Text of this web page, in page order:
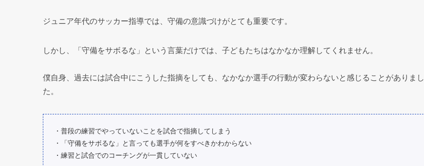
ジュニア年代のサッカー指導では、守備の意識づけがとても重要です。
しかし、「守備をサボるな」という言葉だけでは、子どもたちはなかなか理解してくれません。
僕自身、過去には試合中にこうした指摘をしても、なかなか選手の行動が変わらないと感じることがありまし
た。
・普段の練習でやっていないことを試合で指摘してしまう
・「守備をサボるな」と言っても選手が何をすべきかわからない
・練習と試合でのコーチングが一貫していない